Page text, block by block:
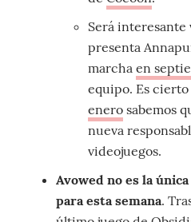
Será interesante
presenta
marcha en
equipo. Es cierto
enero sabemos
nueva
videojuegos.
Avowed no es la
para esta semana.